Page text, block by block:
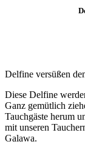
Delfine versüßen
Diese Delfine
Ganz gemütlich
Tauchgäste herum
mit unseren
Galawa.